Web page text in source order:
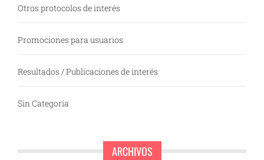
Otros protocolos de interés
Promociones para usuarios
Resultados / Publicaciones de interés
Sin Categoría
ARCHIVOS